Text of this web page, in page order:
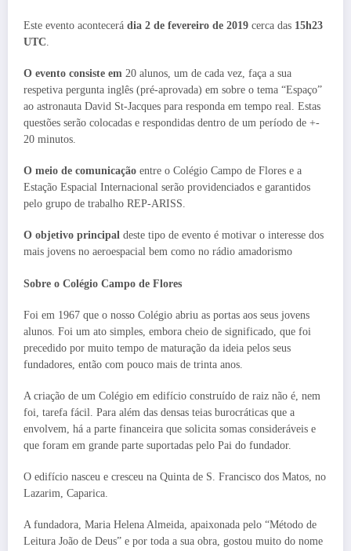
Este evento acontecerá dia 2 de fevereiro de 2019 cerca das 15h23
UTC
O evento consiste em 20 alunos, um de cada vez, faça a sua
respetiva pergunta inglês (pré-aprovada) em sobre o tema “Espaço”
ao astronauta David St-Jacques para responda em tempo real. Estas
questões serão colocadas e respondidas dentro de um período de +-
20 minutos.
O meio de comunicação entre o Colégio Campo de Flores e a
Estação Espacial Internacional serão providenciados e garantidos
pelo grupo de trabalho REP-ARISS.
O objetivo principal deste tipo de evento é motivar o interesse dos
mais jovens no aeroespacial bem como no rádio amadorismo
Sobre o Colégio Campo de Flores
Foi em 1967 que o nosso Colégio abriu as portas aos seus jovens
alunos. Foi um ato simples, embora cheio de significado, que foi
precedido por muito tempo de maturação da ideia pelos seus
fundadores, então com pouco mais de trinta anos.
A criação de um Colégio em edifício construído de raiz não é, nem
foi, tarefa fácil. Para além das densas teias burocráticas que a
envolvem, há a parte financeira que solicita somas consideráveis e
que foram em grande parte suportadas pelo Pai do fundador.
O edifício nasceu e cresceu na Quinta de S. Francisco dos Matos, no
Lazarim, Caparica.
A fundadora, Maria Helena Almeida, apaixonada pelo “Método de
Leitura João de Deus” e por toda a sua obra, gostou muito do nome